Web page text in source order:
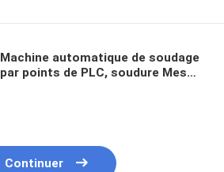
Machine automatique de soudage
par points de PLC, soudure Mesh
Continuer